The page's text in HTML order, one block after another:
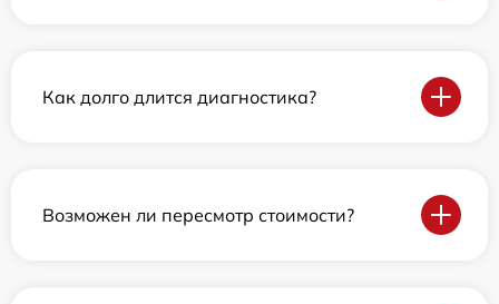
Как долго длится диагностика?
Возможен ли пересмотр стоимости?